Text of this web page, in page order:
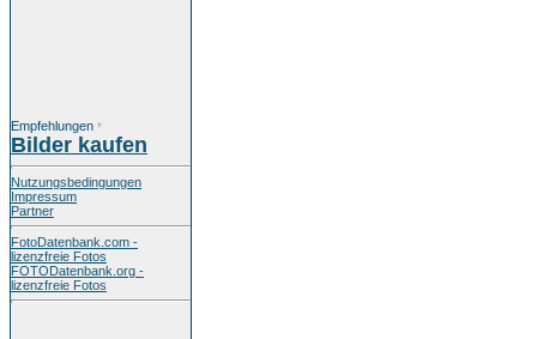
Empfehlungen *
Bilder kaufen
Nutzungsbedingungen
Impressum
Partner
FotoDatenbank.com -
lizenzfreie Fotos
FOTODatenbank.org -
lizenzfreie Fotos